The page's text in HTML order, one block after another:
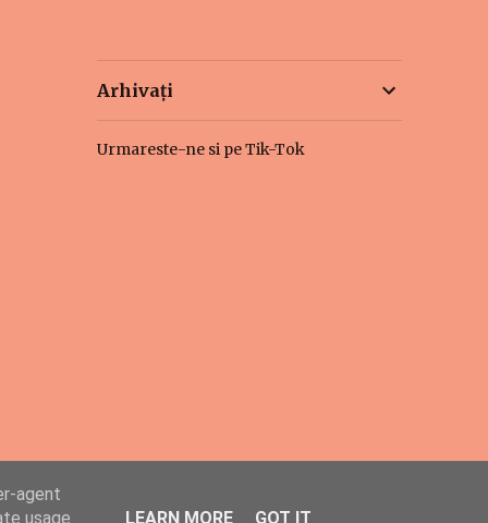
Arhivați
Urmareste-ne si pe Tik-Tok
agent
usage
LEARN MORE GOT IT